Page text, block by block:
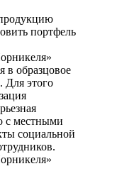
портфель
в образцовое
Для этого
с местными
социальной